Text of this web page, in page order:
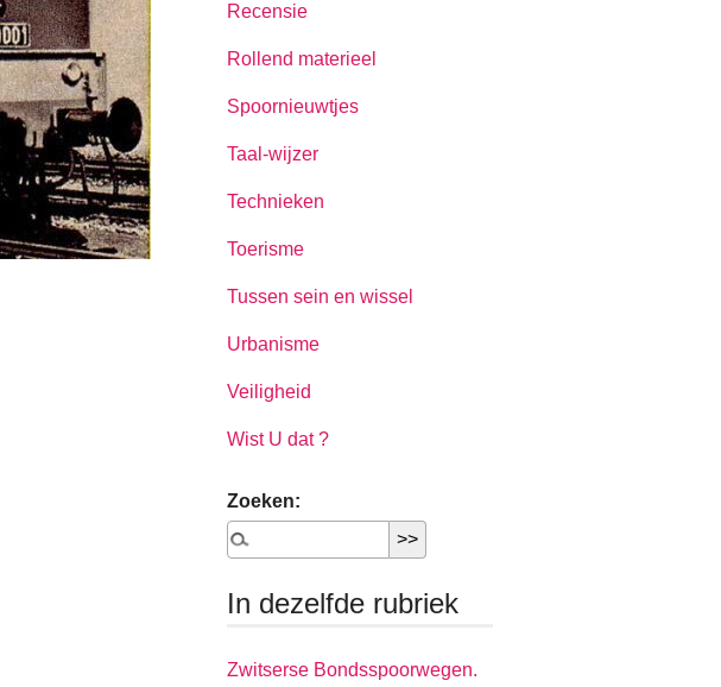
Recensie
Rollend materieel
Spoornieuwtjes
Taal-wijzer
Technieken
Toerisme
Tussen sein en wissel
Urbanisme
Veiligheid
Wist U dat ?
Zoeken:
In dezelfde rubriek
Zwitserse Bondsspoorwegen.